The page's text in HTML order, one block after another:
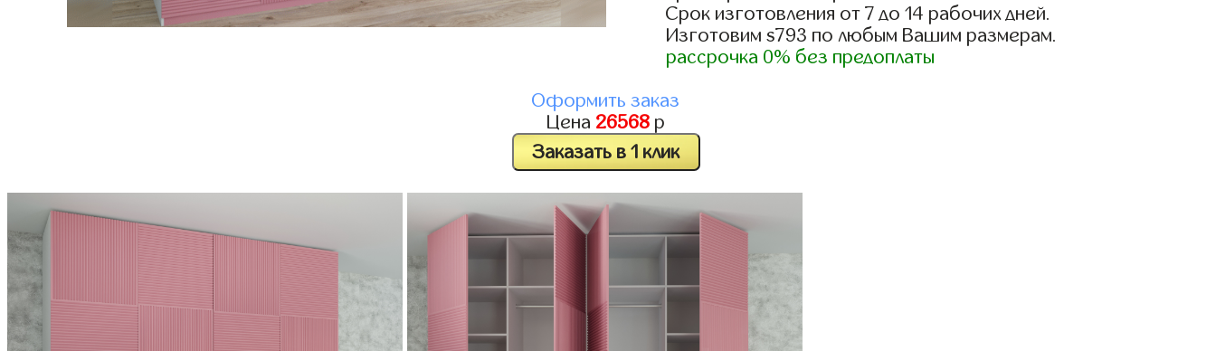
Срок изготовления от 7 до 14 рабочих дней.
Изготовим s793 по любым Вашим размерам.
рассрочка 0% без предоплаты
Оформить заказ
Цена 26568 р
Заказать в 1 клик